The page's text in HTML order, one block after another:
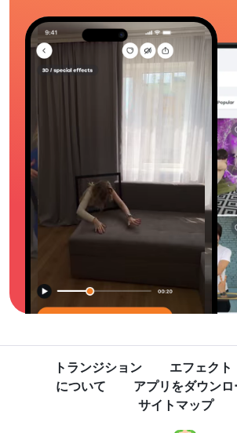
トランジション エフェクト
について
アプリをダウン
サイトマップ